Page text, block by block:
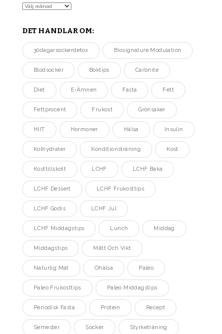
Arkiv
DET HANDLAR OM:
30dagarsockerdetox Biosignature Modulation
Blodsocker Boktips Carbnite
Diet E-Ämnen Fasta Fett
Fettprocent Frukost Grönsaker
HIIT Hormoner Hälsa Insulin
Kolhydrater Konditionsträning Kost
Kosttillskott LCHF LCHF Baka
LCHF Dessert LCHF Frukosttips
LCHF Godis LCHF Jul
LCHF Middagstips Lunch Middag
Middagstips Mått Och Vikt
Naturlig Mat Ohälsa Paleo
Paleo Frukosttips Paleo Middagstips
Periodisk Fasta Protein Recept
Semester Socker Styrketräning